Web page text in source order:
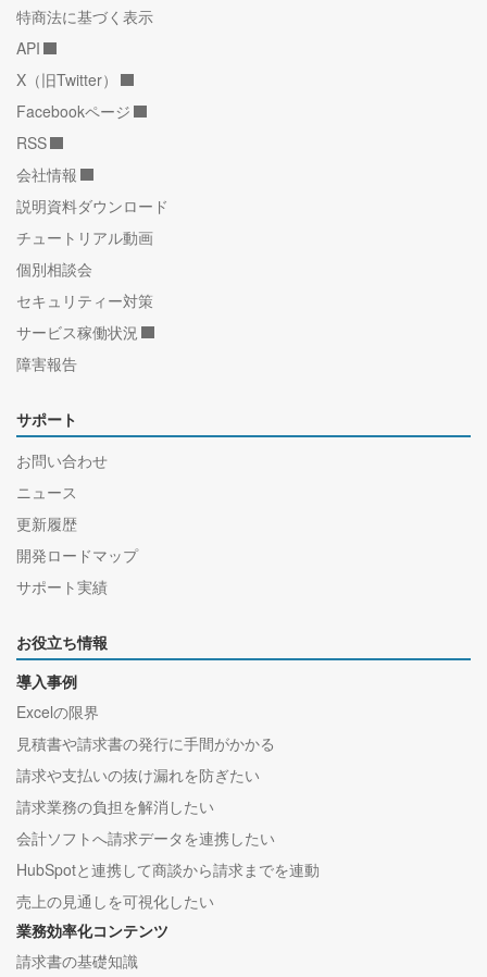
特商法に基づく表示
API
X（旧Twitter）
Facebookページ
RSS
会社情報
説明資料ダウンロード
チュートリアル動画
個別相談会
セキュリティー対策
サービス稼働状況
障害報告
サポート
お問い合わせ
ニュース
更新履歴
開発ロードマップ
サポート実績
お役立ち情報
導入事例
Excelの限界
見積書や請求書の発行に手間がかかる
請求や支払いの抜け漏れを防ぎたい
請求業務の負担を解消したい
会計ソフトへ請求データを連携したい
HubSpotと連携して商談から請求までを連動
売上の見通しを可視化したい
業務効率化コンテンツ
請求書の基礎知識